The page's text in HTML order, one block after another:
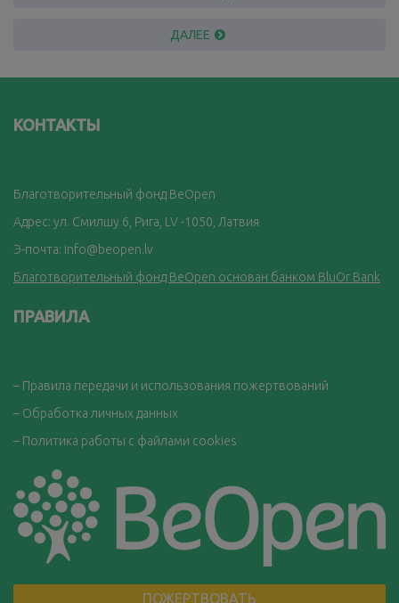
ДАЛЕЕ
КОНТАКТЫ
Благотворительный фонд BeOpen
Адрес: ул. Смилшу 6, Рига, LV -1050, Латвия
Э-почта: info@beopen.lv
Благотворительный фонд BeOpen основан банком BluOr Bank
ПРАВИЛА
– Правила передачи и использования пожертвований
– Обработка личных данных
– Политика работы с файлами cookies
ПОЖЕРТВОВАТЬ